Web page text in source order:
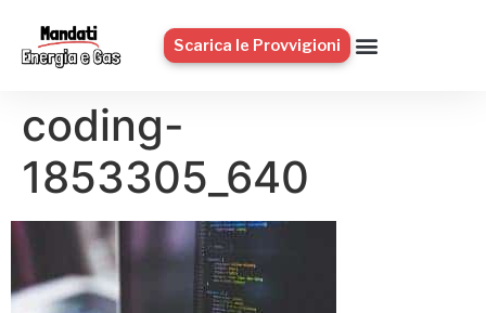
Scarica le Provvigioni
coding-
1853305_640